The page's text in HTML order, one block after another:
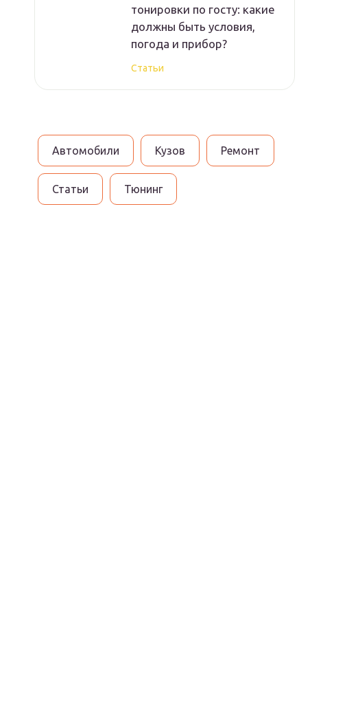
тонировки по госту: какие
должны быть условия,
погода и прибор?
Статьи
Автомобили Кузов Ремонт
Статьи Тюнинг